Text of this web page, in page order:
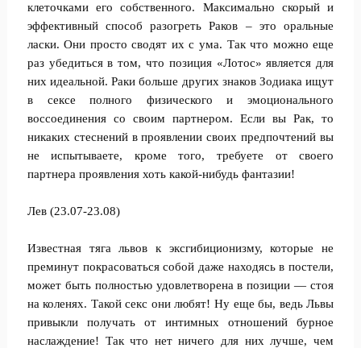
клеточками его собственного. Максимально скорый и
эффективный способ разогреть Раков – это оральные
ласки. Они просто сводят их с ума. Так что можно еще
раз убедиться в том, что позиция «Лотос» является для
них идеальной. Раки больше других знаков Зодиака ищут
в сексе полного физического и эмоционального
воссоединения со своим партнером. Если вы Рак, то
никаких стеснений в проявлении своих предпочтений вы
не испытываете, кроме того, требуете от своего
партнера проявления хоть какой-нибудь фантазии!
Лев (23.07-23.08)
Известная тяга львов к эксгибиционизму, которые не
преминут покрасоваться собой даже находясь в постели,
может быть полностью удовлетворена в позиции — стоя
на коленях. Такой секс они любят! Ну еще бы, ведь Львы
привыкли получать от интимных отношений бурное
наслаждение! Так что нет ничего для них лучше, чем